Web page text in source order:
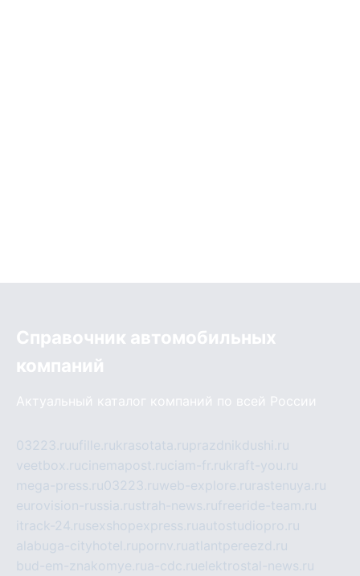
Справочник автомобильных
компаний
Актуальный каталог компаний по всей России
03223.ruufille.rukrasotata.ruprazdnikdushi.ru
veetbox.rucinemapost.ruciam-fr.rukraft-you.ru
mega-press.ru03223.ruweb-explore.ru rastenuya.ru
eurovision-russia.rustrah-news.rufreeride-team.ru
itrack-24.rusexshopexpress.ruautostudiopro.ru
alabuga-cityhotel.rupornv.ruatlantpereezd.ru
bud-em-znakomye.rua-cdc.ruelektrostal-news.ru